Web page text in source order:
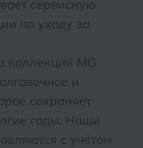
сервисную
по уходу за
коллекций MG
и
сохраняет
годы. Наши
с учётом